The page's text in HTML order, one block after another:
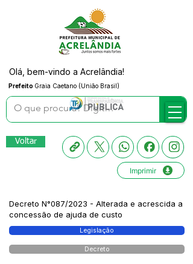
Prefeito Graia Caetano (União Brasil)
Olá, bem-vindo a Acrelândia!
Voltar
Imprimir
Decreto N°087/2023 - Alterada e acrescida a
concessão de ajuda de custo
Legislação
Decreto